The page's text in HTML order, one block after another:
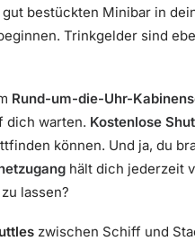
bestückten Minibar in
Trinkgelder sind
Rund-um-die-Uhr-
dich warten. Kostenlose
können. Und ja, du
hält dich jederzeit
lassen?
zwischen Schiff und